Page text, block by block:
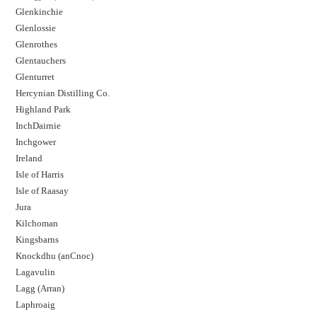
Glenkinchie
Glenlossie
Glenrothes
Glentauchers
Glenturret
Hercynian Distilling Co.
Highland Park
InchDairnie
Inchgower
Ireland
Isle of Harris
Isle of Raasay
Jura
Kilchoman
Kingsbarns
Knockdhu (anCnoc)
Lagavulin
Lagg (Arran)
Laphroaig